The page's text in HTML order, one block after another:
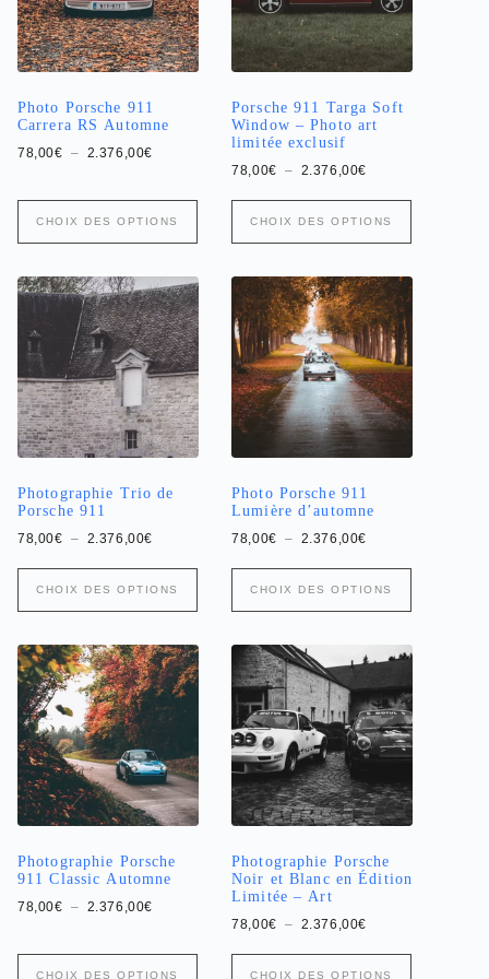
sur
la
page
du
produit
sur
la
du
produit
Photo Porsche 911
Carrera RS Automne
78,00€ – 2.376,00€Plage
78,00€
2.376,00€
CHOIX DES OPTIONS
produit
a
variations.
Les
options
peuvent
être
choisies
sur
la
page
du
produit
Porsche 911 Targa Soft
Window – Photo art
limitée exclusif
78,00€ – 2.376,00€
prix :
78,00€
à
2.376,00€
CHOIX DES OPTIONS
produit
a
variations.
Les
options
peuvent
être
choisies
sur
la
du
produit
Photographie Trio de
Porsche 911
78,00€ – 2.376,00€Plage
prix :
78,00€
à
2.376,00€
CHOIX DES OPTIONS
produit
a
variations.
Les
options
peuvent
être
choisies
sur
la
page
du
produit
Photo Porsche 911
Lumière d’automne
78,00€ – 2.376,00€
prix :
78,00€
à
2.376,00€
CHOIX DES OPTIONS
produit
a
variations.
Les
options
peuvent
être
choisies
sur
la
page
du
produit
Photographie Porsche
911 Classic Automne
78,00€ – 2.376,00€Plage
78,00€
CHOIX DES OPTIONS
Photographie Porsche
Noir et Blanc en Édition
Limitée – Art
78,00€ – 2.376,00€
prix :
78,00€
CHOIX DES OPTIONS